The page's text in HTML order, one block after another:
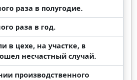
раза в полугодие.
раза в год.
в цехе, на участке, в
несчастный случай.
производственного